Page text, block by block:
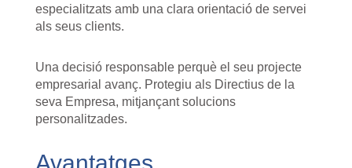
especialitzats amb una clara orientació de servei
als seus clients.
Una decisió responsable perquè el seu projecte
empresarial avanç. Protegiu als Directius de la
seva Empresa, mitjançant solucions
personalitzades.